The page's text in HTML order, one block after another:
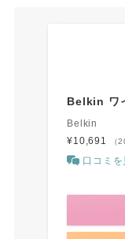
Belkin ワ
Belkin
¥10,691
（
口コミを